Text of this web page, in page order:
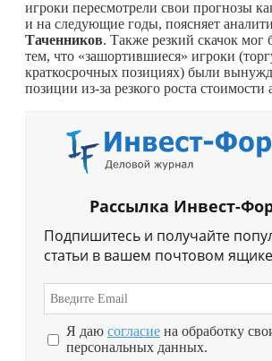
игроки пересмотрели свои прогнозы
и на следующие годы, поясняет
Таченников. Также резкий скачок мог
тем, что «зашортившиеся» игроки
краткосрочных позициях) были
позиции из-за резкого роста
Рассылка Инвест-
Подпишитесь и получайте
статьи в вашем почтовом
Я даю согласие на обработку
персональных данных.